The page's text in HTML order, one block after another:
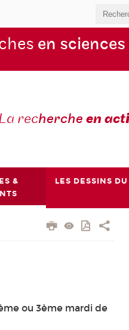
en sciences
recherche en act
&
LES DESSINS
ou 3ème mardi de